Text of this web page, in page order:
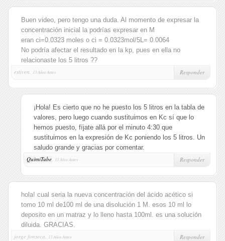
Buen video, pero tengo una duda. Al momento de expresar la
concentración inicial la podrías expresar en M
eran ci=0.0323 moles o ci = 0.0323mol/5L= 0.0064
No podría afectar el resultado en la kp, pues en ella no
relacionaste los 5 litros ??
estiven,
13 Años Antes Responder
¡Hola! Es cierto que no he puesto los 5 litros en la tabla de
valores, pero luego cuando sustituimos en Kc sí que lo
hemos puesto, fíjate allá por el minuto 4:30 que
sustituimos en la expresión de Kc poniendo los 5 litros. Un
saludo grande y gracias por comentar.
QuimiTube, 13 Años Antes Responder
hola! cual seria la nueva concentración del ácido acético si
tomo 10 ml de100 ml de una disolución 1 M. esos 10 ml lo
deposito en un matraz y lo lleno hasta 100ml. es una solución
diluida. GRACIAS.
jorge fonseca,
13 Años Antes Responder